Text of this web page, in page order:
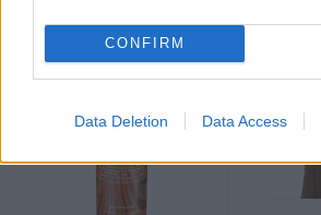
CONFIRM
Data Deletion Data Access